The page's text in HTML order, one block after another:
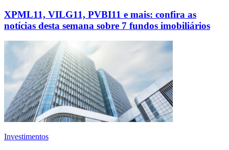
XPML11, VILG11, PVBI11 e mais: confira as
notícias desta semana sobre 7 fundos imobiliários
Investimentos